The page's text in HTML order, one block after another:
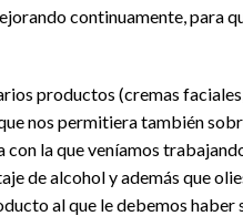
continuamente, para
productos (cremas
nos permitiera también
la que veníamos
de alcohol y además que
al que le debemos haber